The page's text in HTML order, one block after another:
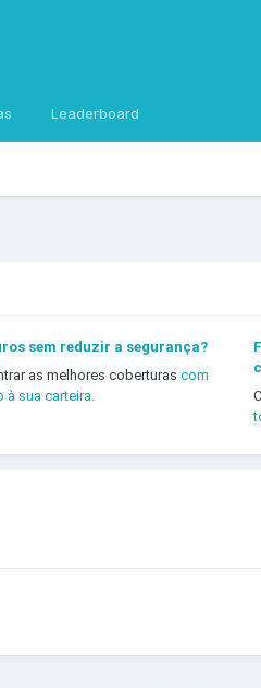
Leaderboard
sem reduzir a segurança?
as melhores coberturascom
à sua carteira.